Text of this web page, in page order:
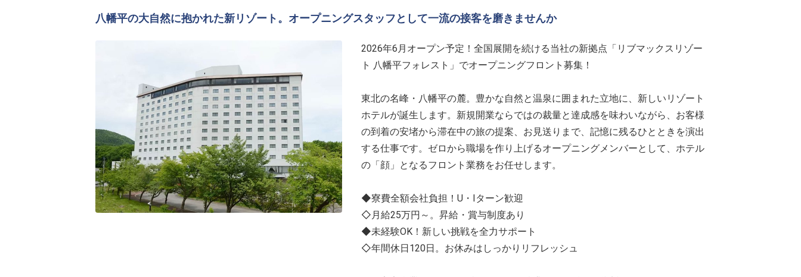
八幡平の大自然に抱かれた新リゾート。オープニングスタッフとして一流の接客を磨きませんか
2026年6月オープン予定！全国展開を続ける当社の新拠点「リブマックスリゾー
ト 八幡平フォレスト」でオープニングフロント募集！
東北の名峰・八幡平の麓。豊かな自然と温泉に囲まれた立地に、新しいリゾート
ホテルが誕生します。新規開業ならではの裁量と達成感を味わいながら、お客様
の到着の安堵から滞在中の旅の提案、お見送りまで、記憶に残るひとときを演出
する仕事です。ゼロから職場を作り上げるオープニングメンバーとして、ホテル
の「顔」となるフロント業務をお任せします。
◆寮費全額会社負担！U・Iターン歓迎
◇月給25万円～。昇給・賞与制度あり
◆未経験OK！新しい挑戦を全力サポート
◇年間休日120日。お休みはしっかりリフレッシュ